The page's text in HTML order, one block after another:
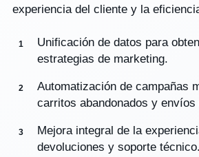
experiencia del cliente y la
Unificación de datos para
estrategias de marketing.
Automatización de campañas
carritos abandonados y
Mejora integral de la
devoluciones y soporte técnico.